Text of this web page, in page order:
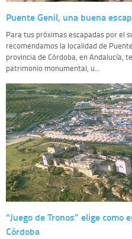
Puente Genil, una buena
Para tus próximas escapadas por el
recomendamos la localidad de
provincia de Córdoba, en Andalucía,
patrimonio monumental, u...
“Juego de Tronos” elige como
Córdoba